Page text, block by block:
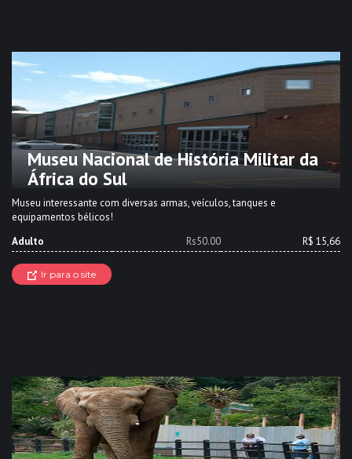
Museu Nacional de História Militar da
África do Sul
Museu interessante com diversas armas, veículos, tanques e
equipamentos bélicos!
Adulto
Rs50.00 R$ 15,66
Ir para o site